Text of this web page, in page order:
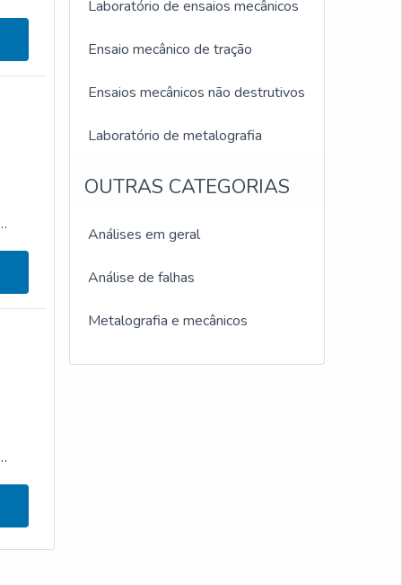
Laboratório de ensaios mecânicos
Ensaio mecânico de tração
Ensaios mecânicos não destrutivos
Laboratório de metalografia
Laboratório metalográfico
metalográfica
Laboratório de ensaios mecânicos
OUTRAS CATEGORIAS
Análises em geral
Análise de falhas
Metalografia e mecânicos